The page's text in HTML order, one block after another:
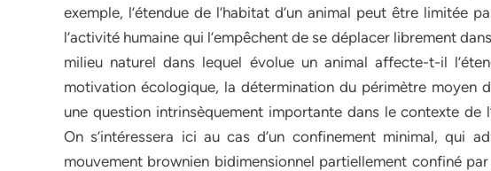
exemple, l’étendue de l’habitat d’un animal peut être limitée
l’activité humaine qui l’empêchent de se déplacer librement
milieu naturel dans lequel évolue un animal affecte-t-il
motivation écologique, la détermination du périmètre moyen
une question intrinsèquement importante dans le contexte de
On s’intéressera ici au cas d’un confinement minimal, qui
mouvement brownien bidimensionnel partiellement confiné